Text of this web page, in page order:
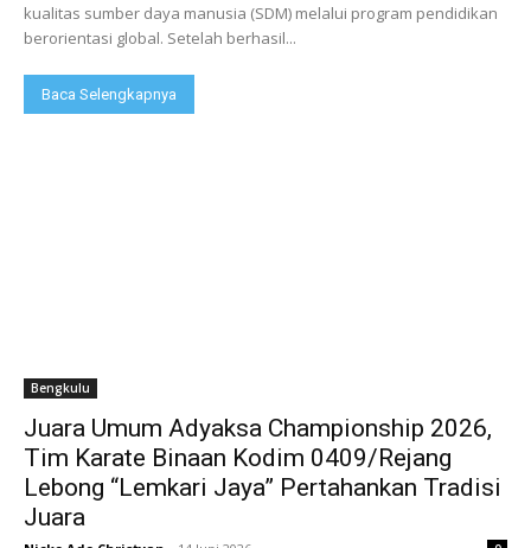
kualitas sumber daya manusia (SDM) melalui program pendidikan
berorientasi global. Setelah berhasil...
Baca Selengkapnya
Bengkulu
Juara Umum Adyaksa Championship 2026,
Tim Karate Binaan Kodim 0409/Rejang
Lebong “Lemkari Jaya” Pertahankan Tradisi
Juara